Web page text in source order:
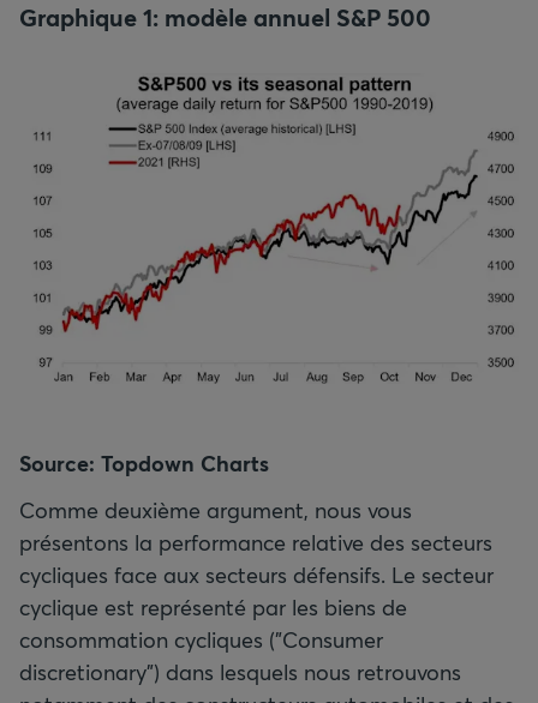
Graphique 1: modèle annuel S&P 500
Source: Topdown Charts
Comme deuxième argument, nous vous
présentons la performance relative des secteurs
cycliques face aux secteurs défensifs. Le secteur
cyclique est représenté par les biens de
consommation cycliques ("Consumer
discretionary") dans lesquels nous retrouvons